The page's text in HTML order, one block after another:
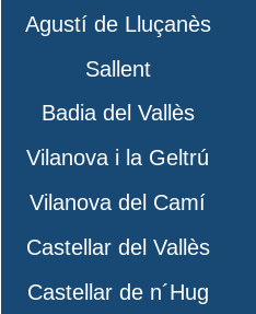
Agustí de Lluçanès
Sallent
Badia del Vallès
Vilanova i la Geltrú
Vilanova del Camí
Castellar del Vallès
Castellar de n´Hug